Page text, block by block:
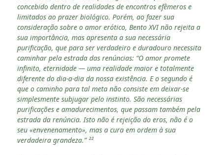
concebido dentro de realidades de encontros efêmeros e
limitados ao prazer biológico. Porém, ao fazer sua
consideração sobre o amor erótico, Bento XVI não rejeita a
sua importância, mas apresenta a sua necessária
purificação, que para ser verdadeiro e duradouro necessita
caminhar pela estrada das renúncias: “O amor promete
infinito, eternidade — uma realidade maior e totalmente
diferente do dia-a-dia da nossa existência. E o segundo é
que o caminho para tal meta não consiste em deixar-se
simplesmente subjugar pelo instinto. São necessárias
purificações e amadurecimentos, que passam também pela
estrada da renúncia. Isto não é rejeição do eros, não é o
seu «envenenamento», mas a cura em ordem à sua
verdadeira grandeza.” ²²